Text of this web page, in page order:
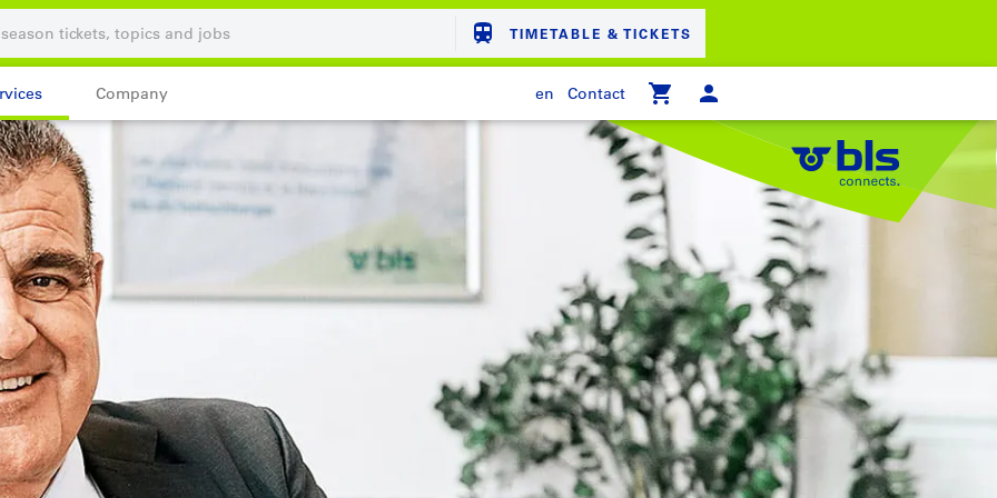
TIMETABLE & TICKETS
Company en
Contact
Your shopping cart is empty